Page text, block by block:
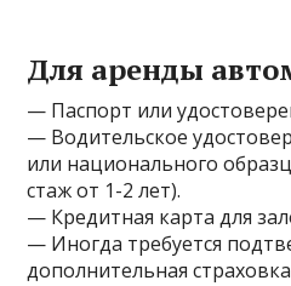
Для аренды
— Паспорт или
— Водительское
или национального
стаж от 1-2 лет).
— Кредитная карта для
— Иногда требуется
дополнительная